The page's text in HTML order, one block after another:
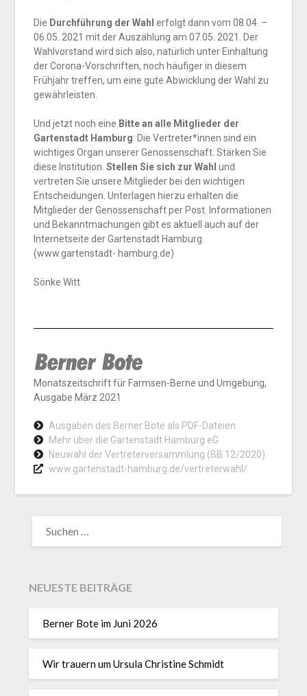
Die Durchführung der Wahl erfolgt dann vom 08.04. –
06.05. 2021 mit der Auszählung am 07.05. 2021. Der
Wahlvorstand wird sich also, natürlich unter Einhaltung
der Corona-Vorschriften, noch häufiger in diesem
Frühjahr treffen, um eine gute Abwicklung der Wahl zu
gewährleisten.
Und jetzt noch eine Bitte an alle Mitglieder der
Gartenstadt Hamburg: Die Vertreter*innen sind ein
wichtiges Organ unserer Genossenschaft. Stärken Sie
diese Institution. Stellen Sie sich zur Wahl und
vertreten Sie unsere Mitglieder bei den wichtigen
Entscheidungen. Unterlagen hierzu erhalten die
Mitglieder der Genossenschaft per Post. Informationen
und Bekanntmachungen gibt es aktuell auch auf der
Internetseite der Gartenstadt Hamburg.
(www.gartenstadt- hamburg.de)
Sönke Witt
Monatszeitschrift für Farmsen-Berne und Umgebung,
Ausgabe März 2021
Ausgaben des Berner Bote als PDF-Dateien
Mehr über die Gartenstadt Hamburg eG
Neuwahl der Vertreterversammlung (BB 12/2020)
www.gartenstadt-hamburg.de/vertreterwahl/
NEUESTE BEITRÄGE
Berner Bote im Juni 2026
Wir trauern um Ursula Christine Schmidt